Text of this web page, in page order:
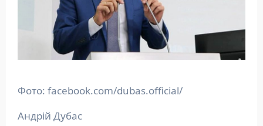
Фото: facebook.com/dubas.official/
Андрій Дубас